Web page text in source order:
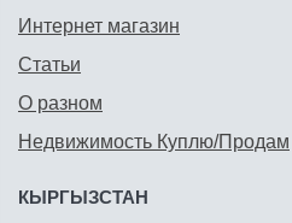
Интернет магазин
Статьи
О разном
Недвижимость Куплю/Продам
КЫРГЫЗСТАН